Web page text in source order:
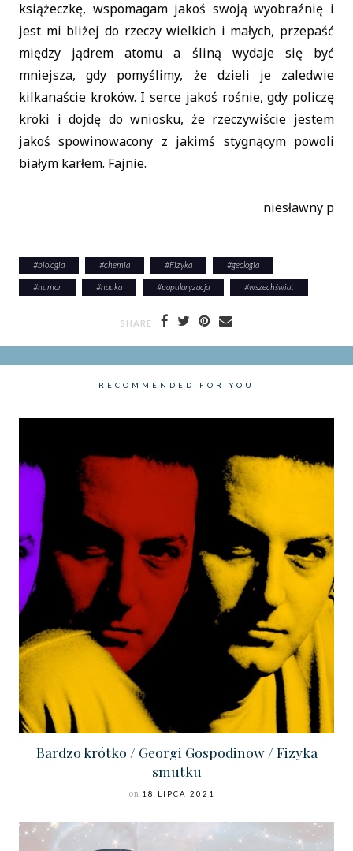
książeczkę, wspomagam jakoś swoją wyobraźnię i
jest mi bliżej do rzeczy wielkich i małych, przepaść
między jądrem atomu a śliną wydaje się być
mniejsza, gdy pomyślimy, że dzieli je zaledwie
kilkanaście kroków. I serce jakoś rośnie, gdy policzę
kroki i dojdę do wniosku, że rzeczywiście jestem
jakoś spowinowacony z jakimś stygnącym powoli
białym karłem. Fajnie.
niesławny p
#biologia #chemia #Fizyka #geologia
#humor #nauka #popularyzacja #wszechświat
SHARE
RECOMMENDED FOR YOU
Bardzo krótko / Georgi Gospodinow / Fizyka
smutku
on 18 LIPCA 2021